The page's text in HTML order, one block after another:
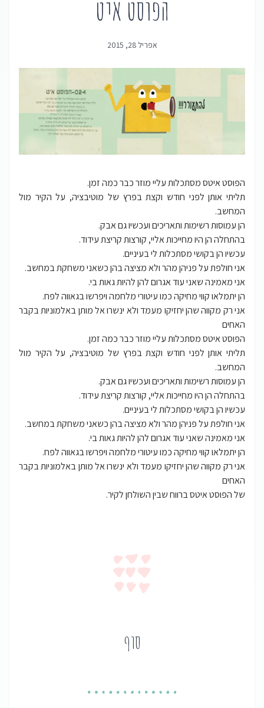
הפוסט איט
אפריל 28, 2015
הפוסט איטס מסתכלות עליי מוזר כבר כמה זמן.
תליתי אותן לפני חודש וקצת בפרץ של מוטיבציה, על הקיר מול
המחשב.
הן עמוסות רשימות ותאריכים ועכשיו גם אבק.
בהתחלה הן היו מחייכות אליי, קורצות קריצת עידוד.
עכשיו הן בקושי מסתכלות לי בעיניים.
אני חולפת על פניהן מהר ולא מציצה בהן כשאני משחקת במחשב.
אני מאמינה שאני עוד אגרום להן להיות גאות בי.
הן יתמלאו קווי מחיקה כמו עיטורי מלחמה ויפרשו בגאווה לפח.
אני רק מקווה שהן יחזיקו מעמד ולא ינשרו אל מותן באלמוניות בקבר
האחים
הפוסט איטס מסתכלות עליי מוזר כבר כמה זמן.
תליתי אותן לפני חודש וקצת בפרץ של מוטיבציה, על הקיר מול
המחשב.
הן עמוסות רשימות ותאריכים ועכשיו גם אבק.
בהתחלה הן היו מחייכות אליי, קורצות קריצת עידוד.
עכשיו הן בקושי מסתכלות לי בעיניים.
אני חולפת על פניהן מהר ולא מציצה בהן כשאני משחקת במחשב.
אני מאמינה שאני עוד אגרום להן להיות גאות בי.
הן יתמלאו קווי מחיקה כמו עיטורי מלחמה ויפרשו בגאווה לפח.
אני רק מקווה שהן יחזיקו מעמד ולא ינשרו אל מותן באלמוניות בקבר
האחים
של הפוסט איטס ברווח שבין השולחן לקיר.
סוף